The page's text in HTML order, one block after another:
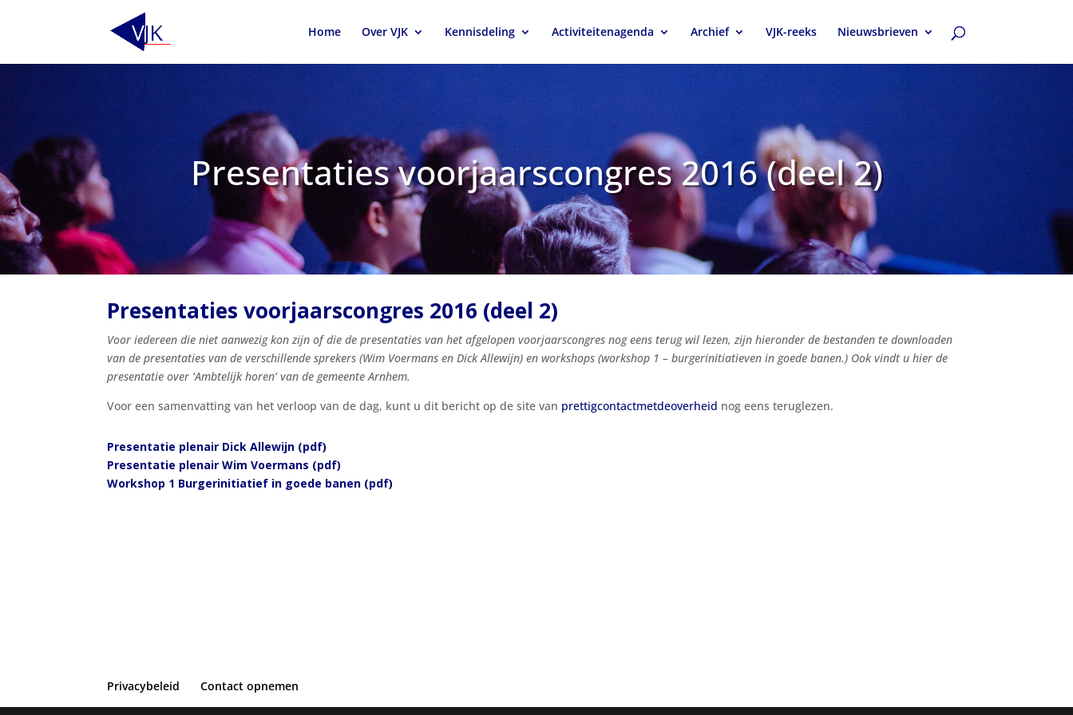
Home Over VJK Kennisdeling Activiteitenagenda Archief VJK-reeks Nieuwsbrieven
Presentaties voorjaarscongres 2016 (deel 2)
Presentaties voorjaarscongres 2016 (deel 2)
Voor iedereen die niet aanwezig kon zijn of die de presentaties van het afgelopen voorjaarscongres nog eens terug wil lezen, zijn hieronder de bestanden te downloaden
van de presentaties van de verschillende sprekers (Wim Voermans en Dick Allewijn) en workshops (workshop 1 – burgerinitiatieven in goede banen.) Ook vindt u hier de
presentatie over ‘Ambtelijk horen’ van de gemeente Arnhem.
Voor een samenvatting van het verloop van de dag, kunt u dit bericht op de site van prettigcontactmetdeoverheid nog eens teruglezen.
Presentatie plenair Dick Allewijn (pdf)
Presentatie plenair Wim Voermans (pdf)
Workshop 1 Burgerinitiatief in goede banen (pdf)
Privacybeleid Contact opnemen